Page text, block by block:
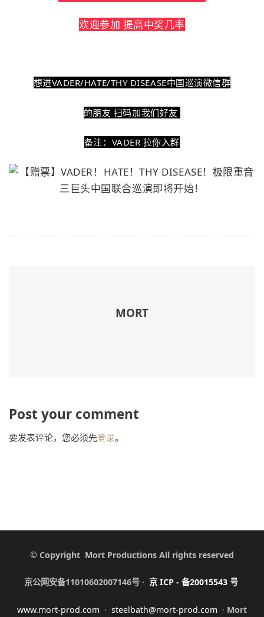
欢迎参加 提高中奖几率
想进VADER/HATE/THY DISEASE中国巡演微信群
的朋友 扫码加我们好友
备注：VADER 拉你入群
MORT
Post your comment
要发表评论，您必须先登录。
© Copyright Mort Productions All rights reserved
京公网安备11010602007146号 · 京ICP - 备20015543 号
www.mort-prod.com · steelbath@mort-prod.com · Mort